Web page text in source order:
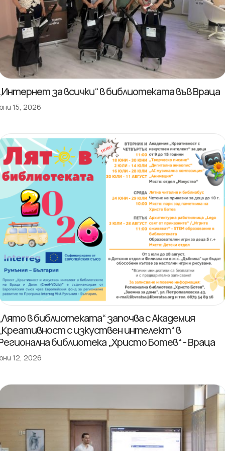
за всички“ в библиотеката във Враца
15, 2026
в библиотеката“ започва с Академия
с изкуствен интелект“ в
библиотека „Христо Ботев“ - Враца
12, 2026